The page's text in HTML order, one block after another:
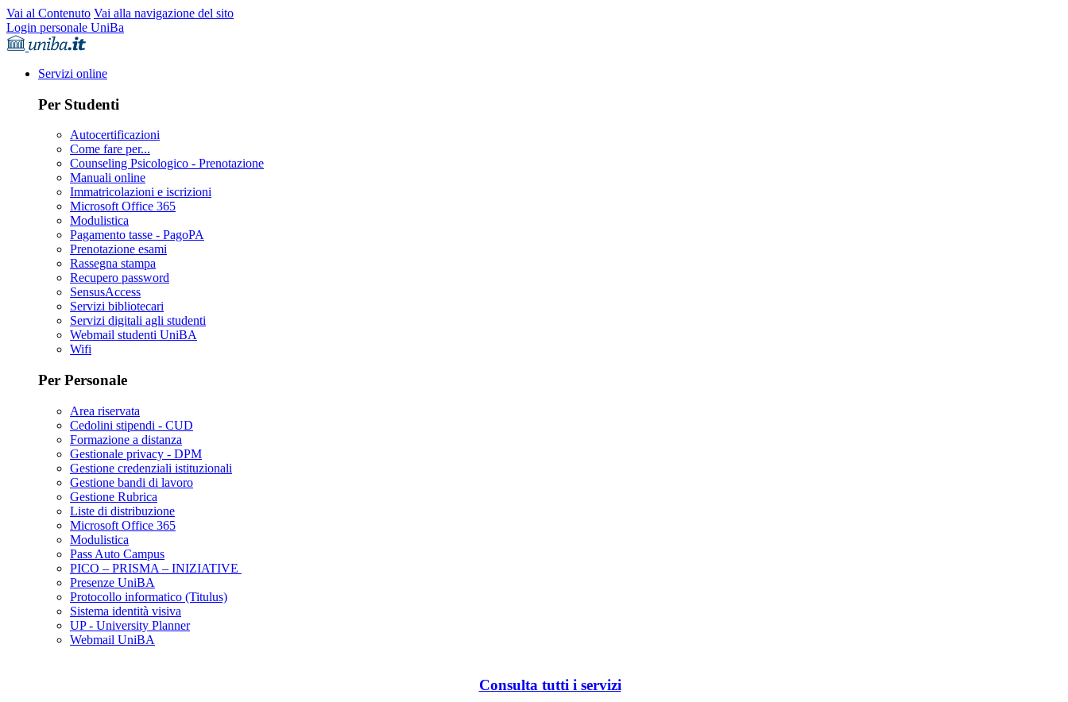
Vai al Contenuto Vai alla navigazione del sito
Login personale UniBa
Servizi online
Per Studenti
Autocertificazioni
Come fare per...
Counseling Psicologico - Prenotazione
Manuali online
Immatricolazioni e iscrizioni
Microsoft Office 365
Modulistica
Pagamento tasse - PagoPA
Prenotazione esami
Rassegna stampa
Recupero password
SensusAccess
Servizi bibliotecari
Servizi digitali agli studenti
Webmail studenti UniBA
Wifi
Per Personale
Area riservata
Cedolini stipendi - CUD
Formazione a distanza
Gestionale privacy - DPM
Gestione credenziali istituzionali
Gestione bandi di lavoro
Gestione Rubrica
Liste di distribuzione
Microsoft Office 365
Modulistica
Pass Auto Campus
PICO – PRISMA – INIZIATIVE
Presenze UniBA
Protocollo informatico (Titulus)
Sistema identità visiva
UP - University Planner
Webmail UniBA
Consulta tutti i servizi